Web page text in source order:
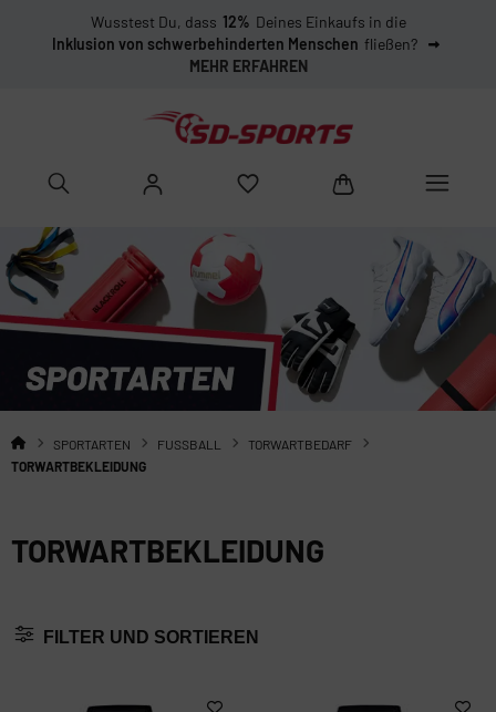
Wusstest Du, dass 12% Deines Einkaufs in die
Inklusion von schwerbehinderten Menschen fließen?
MEHR ERFAHREN
SPORTARTEN FUSSBALL
TORWARTBEDARF
TORWARTBEKLEIDUNG
TORWARTBEKLEIDUNG
FILTER UND SORTIEREN